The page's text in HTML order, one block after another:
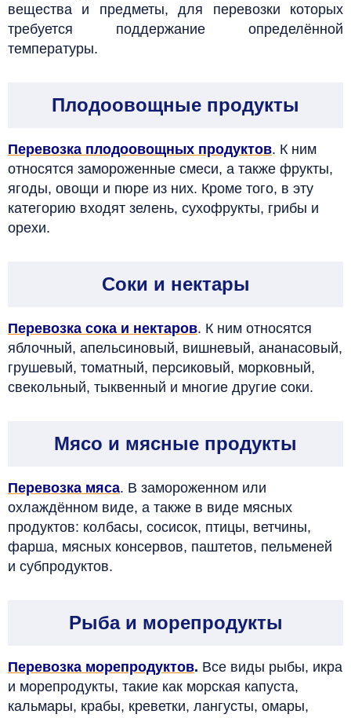
вещества и предметы, для перевозки которых
требуется поддержание определённой
температуры.
Плодоовощные продукты
Перевозка плодоовощных продуктов. К ним
относятся замороженные смеси, а также фрукты,
ягоды, овощи и пюре из них. Кроме того, в эту
категорию входят зелень, сухофрукты, грибы и
орехи.
Соки и нектары
Перевозка сока и нектаров. К ним относятся
яблочный, апельсиновый, вишневый, ананасовый,
грушевый, томатный, персиковый, морковный,
свекольный, тыквенный и многие другие соки.
Мясо и мясные продукты
Перевозка мяса. В замороженном или
охлаждённом виде, а также в виде мясных
продуктов: колбасы, сосисок, птицы, ветчины,
фарша, мясных консервов, паштетов, пельменей
и субпродуктов.
Рыба и морепродукты
Перевозка морепродуктов. Все виды рыбы, икра
и морепродукты, такие как морская капуста,
кальмары, крабы, креветки, лангусты, омары,